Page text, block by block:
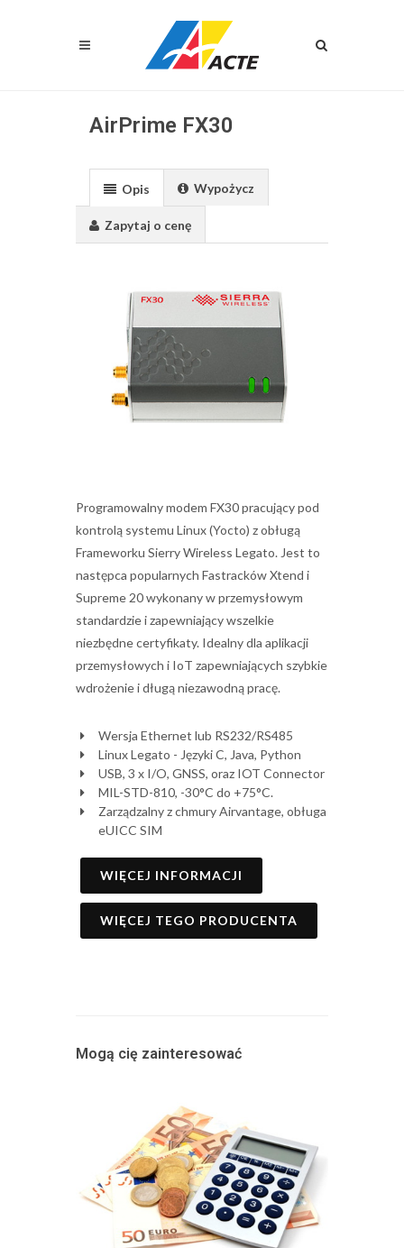
AirPrime FX30
Opis Wypożycz
Zapytaj o cenę
Programowalny modem FX30 pracujący pod
kontrolą systemu Linux (Yocto) z obługą
Frameworku Sierry Wireless Legato. Jest to
następca popularnych Fastracków Xtend i
Supreme 20 wykonany w przemysłowym
standardzie i zapewniający wszelkie
niezbędne certyfikaty. Idealny dla aplikacji
przemysłowych i IoT zapewniających szybkie
wdrożenie i długą niezawodną pracę.
Wersja Ethernet lub RS232/RS485
Linux Legato - Języki C, Java, Python
USB, 3 x I/O, GNSS, oraz IOT Connector
MIL-STD-810, -30°C do +75°C.
Zarządzalny z chmury Airvantage, obługa
eUICC SIM
WIĘCEJ INFORMACJI
WIĘCEJ TEGO PRODUCENTA
Mogą cię zainteresować